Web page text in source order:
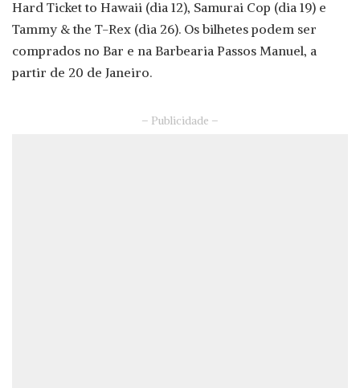
Hard Ticket to Hawaii (dia 12), Samurai Cop (dia 19) e
Tammy & the T-Rex (dia 26). Os bilhetes podem ser
comprados no Bar e na Barbearia Passos Manuel, a
partir de 20 de Janeiro.
– Publicidade –